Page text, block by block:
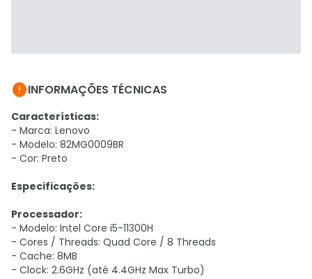
INFORMAÇÕES TÉCNICAS
Características:
- Marca: Lenovo
- Modelo: 82MG0009BR
- Cor: Preto
Especificações:
Processador:
- Modelo: Intel Core i5-11300H
- Cores / Threads: Quad Core / 8 Threads
- Cache: 8MB
- Clock: 2.6GHz (até 4.4GHz Max Turbo)